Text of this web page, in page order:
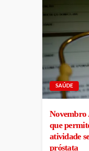
SAÚDE
Novembro
que
atividade
próstata